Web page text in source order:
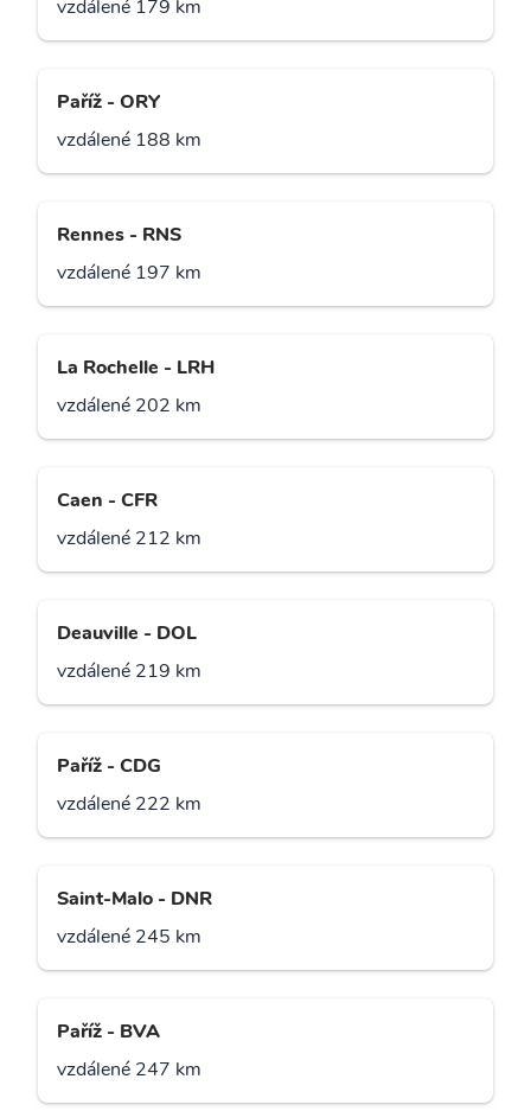
vzdálené 179 km
Paříž - ORY
vzdálené 188 km
Rennes - RNS
vzdálené 197 km
La Rochelle - LRH
vzdálené 202 km
Caen - CFR
vzdálené 212 km
Deauville - DOL
vzdálené 219 km
Paříž - CDG
vzdálené 222 km
Saint-Malo - DNR
vzdálené 245 km
Paříž - BVA
vzdálené 247 km